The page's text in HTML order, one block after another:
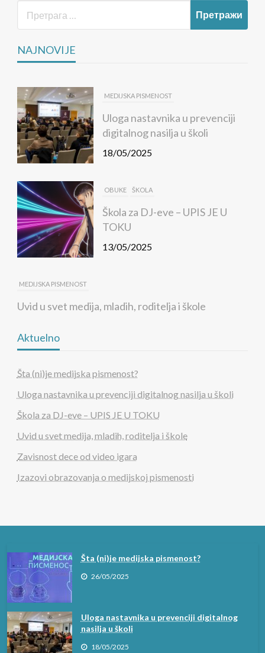
NAJNOVIJE
MEDIJSKA PISMENOST
Uloga nastavnika u prevenciji
digitalnog nasilja u školi
18/05/2025
OBUKE ŠKOLA
Škola za DJ-eve – UPIS JE U
TOKU
13/05/2025
MEDIJSKA PISMENOST
Uvid u svet medija, mladih, roditelja i škole
Zavisnost dece od video igara
02/05/2025
MEDIJSKA PISMENOST
Šta (ni)je medijska pismenost?
Aktuelno
Šta (ni)je medijska pismenost?
Uloga nastavnika u prevenciji digitalnog nasilja u školi
Škola za DJ-eve – UPIS JE U TOKU
Uvid u svet medija, mladih, roditelja i škole
Zavisnost dece od video igara
Izazovi obrazovanja o medijskoj pismenosti
Šta (ni)je medijska pismenost?
26/05/2025
Uloga nastavnika u prevenciji digitalnog
nasilja u školi
18/05/2025